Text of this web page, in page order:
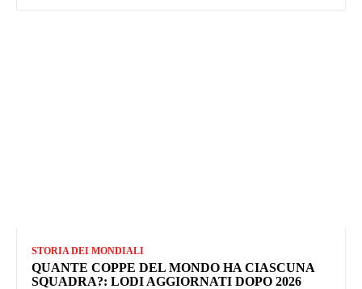
STORIA DEI MONDIALI
QUANTE COPPE DEL MONDO HA CIASCUNA
SQUADRA?: LODI AGGIORNATI DOPO 2026